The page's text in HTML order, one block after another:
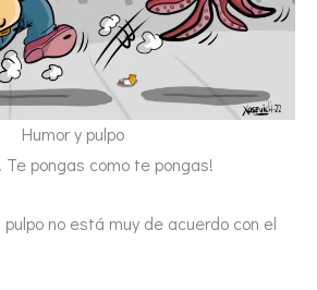
Humor y pulpo
Te pongas como te pongas!
no está muy de acuerdo con el